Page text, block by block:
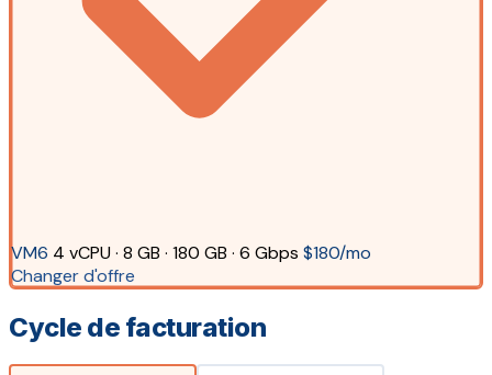
VM6 4 vCPU · 8 GB · 180 GB · 6 Gbps $180/mo
Changer d'offre
Cycle de facturation